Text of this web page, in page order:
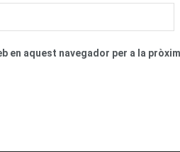
en aquest navegador per a la